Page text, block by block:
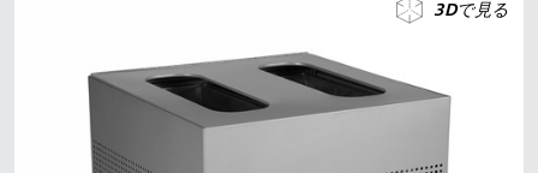
シンガポール
マレーシア
インドネシア
3Dで見る